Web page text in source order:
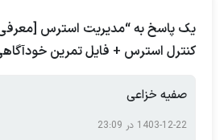
و آن را مدیریت کنید.
با مشاوره ارغوان
یک پاسخ به “مدیریت استرس
کنترل استرس + فایل تمرین
صفیه خزاعی
1403-12-22 در 23:09